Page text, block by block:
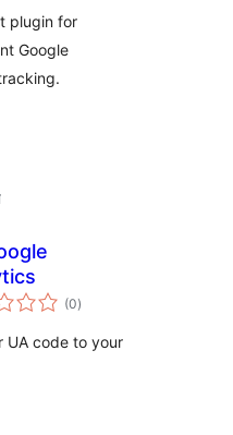
plugin for
Google
(0कुल
रेटिङ्गहरू
)
UA code to your